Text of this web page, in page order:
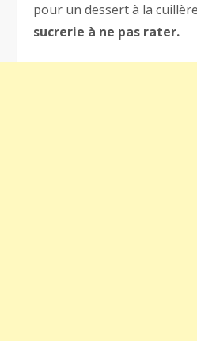
pour un dessert à la
sucrerie à ne pas rater.